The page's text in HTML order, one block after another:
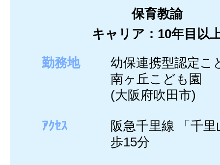
保育教諭
キャリア：10年目以
勤務地
幼保連携型認定
南ヶ丘こども園
(大阪府吹田市)
ｱｸｾｽ
阪急千里線 「千
歩15分